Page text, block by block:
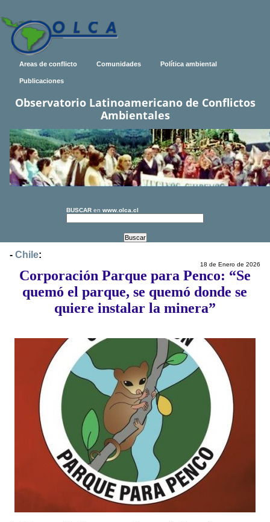
Areas de conflicto Comunidades Política ambiental
Publicaciones
Observatorio Latinoamericano de Conflictos
Ambientales
BUSCAR en www.olca.cl
- Chile:
18 de Enero de 2026
Corporación Parque para Penco: “Se
quemó el parque, se quemó donde se
quiere instalar la minera”